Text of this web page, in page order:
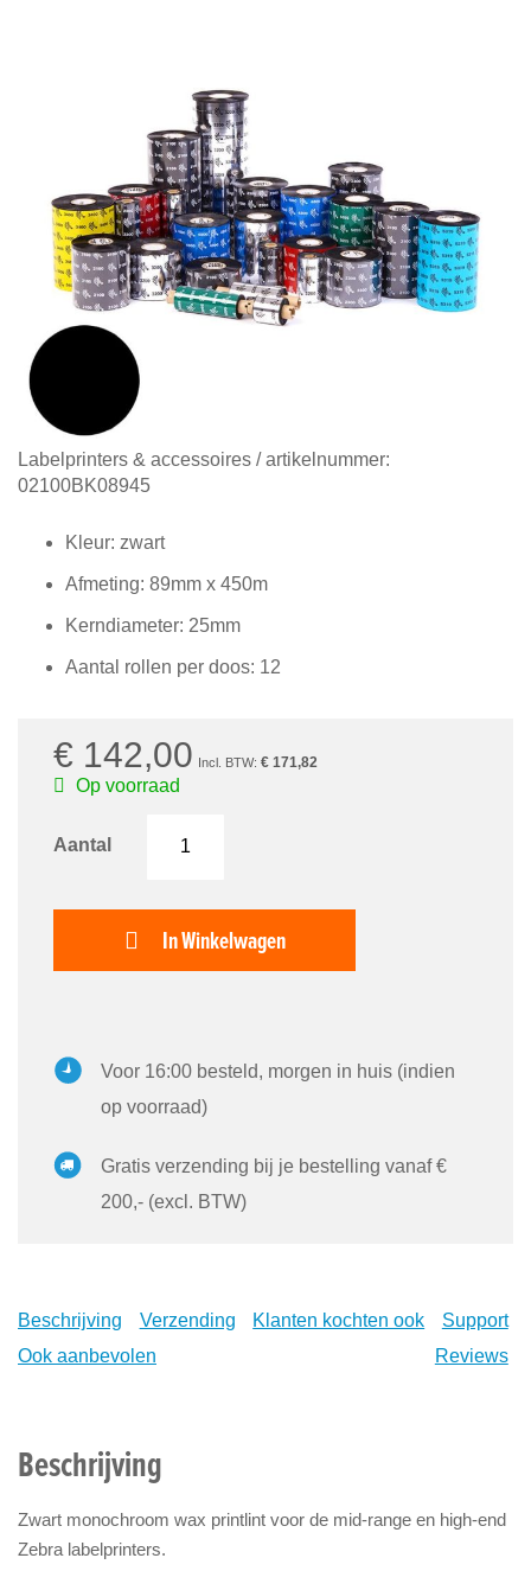
Labelprinters & accessoires / artikelnummer:
02100BK08945
Kleur: zwart
Afmeting: 89mm x 450m
Kerndiameter: 25mm
Aantal rollen per doos: 12
€ 142,00 € 171,82
Op voorraad
Aantal
In Winkelwagen
Voor 16:00 besteld, morgen in huis (indien
op voorraad)
Gratis verzending bij je bestelling vanaf €
200,- (excl. BTW)
Ga
naar
begin
afbeeldingen-
Beschrijving Verzending Klanten kochten ook
Support
Ook aanbevolen
Reviews
Beschrijving
Zwart monochroom wax printlint voor de mid-range en high-end
Zebra labelprinters.